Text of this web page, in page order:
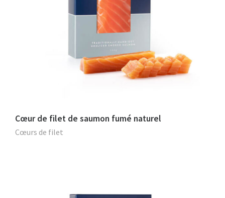
Cœur de filet de saumon fumé naturel
Cœurs de filet